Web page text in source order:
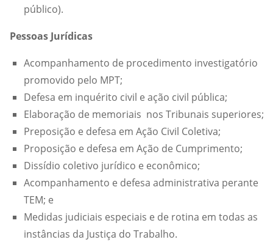
público).
Pessoas Jurídicas
Acompanhamento de procedimento investigatório
promovido pelo MPT;
Defesa em inquérito civil e ação civil pública;
Elaboração de memoriais nos Tribunais superiores;
Preposição e defesa em Ação Civil Coletiva;
Proposição e defesa em Ação de Cumprimento;
Dissídio coletivo jurídico e econômico;
Acompanhamento e defesa administrativa perante
TEM; e
Medidas judiciais especiais e de rotina em todas as
instâncias da Justiça do Trabalho.